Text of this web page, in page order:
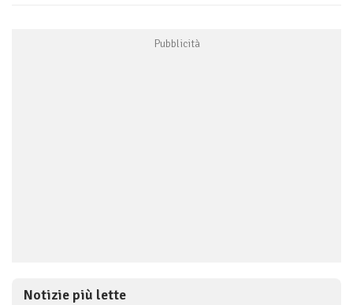
Notizie più lette